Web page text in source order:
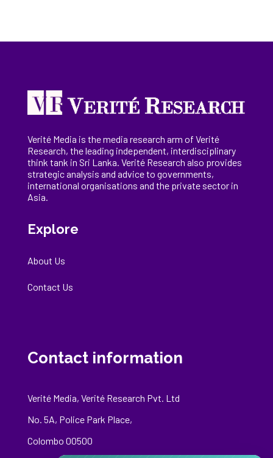
Verité Media is the media research arm of Verité
Research, theleading independent, interdisciplinary
think tank in Sri Lanka. Verité Research also provides
strategic analysis and advice to governments,
international organisations and the private sector in
Asia.
Explore
About Us
Contact Us
Contact information
Verité Media, Verité Research Pvt. Ltd
No. 5A, Police Park Place,
Colombo 00500